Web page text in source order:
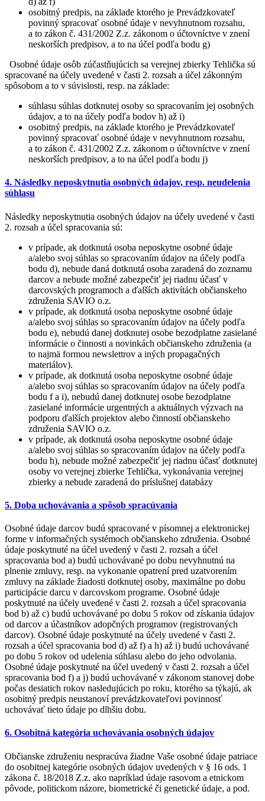
osobitný predpis, na základe ktorého je Prevádzkovateľ
povinný spracovať osobné údaje v nevyhnutnom rozsahu,
a to zákon č. 431/2002 Z.z. zákonom o účtovníctve v znení
neskorších predpisov, a to na účel podľa bodu g)
Osobné údaje osôb zúčastňujúcich sa verejnej zbierky Tehlička sú
spracované na účely uvedené v časti 2. rozsah a účel zákonným
spôsobom a to v súvislosti, resp. na základe:
súhlasu súhlas dotknutej osoby so spracovaním jej osobných
údajov, a to na účely podľa bodov h) až i)
osobitný predpis, na základe ktorého je Prevádzkovateľ
povinný spracovať osobné údaje v nevyhnutnom rozsahu,
a to zákon č. 431/2002 Z.z. zákonom o účtovníctve v znení
neskorších predpisov, a to na účel podľa bodu j)
4. Následky neposkytnutia osobných údajov, resp. neudelenia
súhlasu
Následky neposkytnutia osobných údajov na účely uvedené v časti
2. rozsah a účel spracovania sú:
v prípade, ak dotknutá osoba neposkytne osobné údaje
a/alebo svoj súhlas so spracovaním údajov na účely podľa
bodu d), nebude daná dotknutá osoba zaradená do zoznamu
darcov a nebude možné zabezpečiť jej riadnu účasť v
darcovských programoch a ďalších aktivítách občianskeho
združenia SAVIO o.z.
v prípade, ak dotknutá osoba neposkytne osobné údaje
a/alebo svoj súhlas so spracovaním údajov na účely podľa
bodu e), nebudú danej dotknutej osobe bezodplatne zasielané
informácie o činnosti a novinkách občianskeho združenia (a
to najmä formou newslettrov a iných propagačných
materiálov).
v prípade, ak dotknutá osoba neposkytne osobné údaje
a/alebo svoj súhlas so spracovaním údajov na účely podľa
bodu f a i), nebudú danej dotknutej osobe bezodplatne
zasielané informácie urgentných a aktuálnych výzvach na
podporu ďalších projektov alebo činností občianskeho
združenia SAVIO o.z.
v prípade, ak dotknutá osoba neposkytne osobné údaje
a/alebo svoj súhlas so spracovaním údajov na účely podľa
bodu h), nebude možné zabezpečiť jej riadnu účasť dotknutej
osoby vo verejnej zbierke Tehlička, vykonávania verejnej
zbierky a nebude zaradená do príslušnej databázy
5. Doba uchovávania a spôsob spracúvania
Osobné údaje darcov budú spracované v písomnej a elektronickej
forme v informačných systémoch občianskeho združenia. Osobné
údaje poskytnuté na účel uvedený v časti 2. rozsah a účel
spracovania bod a) budú uchovávané po dobu nevyhnutnú na
plnenie zmluvy, resp. na vykonanie opatrení pred uzatvorením
zmluvy na základe žiadosti dotknutej osoby, maximálne po dobu
participácie darcu v darcovskom programe. Osobné údaje
poskytnuté na účely uvedené v časti 2. rozsah a účel spracovania
bod b) až c) budú uchovávané po dobu 5 rokov od získania údajov
od darcov a účastníkov adopčných programov (registrovaných
darcov). Osobné údaje poskytnuté na účely uvedené v časti 2.
rozsah a účel spracovania bod d) až f) a h) až i) budú uchovávané
po dobu 5 rokov od udelenia súhlasu alebo do jeho odvolania.
Osobné údaje poskytnuté na účel uvedený v časti 2. rozsah a účel
spracovania bod f) a j) budú uchovávané v zákonom stanovej dobe
počas desiatich rokov nasledujúcich po roku, ktorého sa týkajú, ak
osobitný predpis neustanoví prevádzkovateľovi povinnosť
uchovávať tieto údaje po dlhšiu dobu.
6. Osobitná kategória uchovávania osobných údajov
Občianske združeniu nespracúva žiadne Vaše osobné údaje patriace
do osobitnej kategórie osobných údajov uvedených v § 16 ods. 1
zákona č. 18/2018 Z.z. ako napríklad údaje rasovom a etnickom
pôvode, politickom názore, biometrické či genetické údaje, a pod.